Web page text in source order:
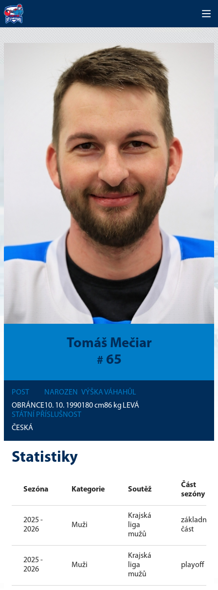
Tomáš Mečiar
# 65
POST
OBRÁNCE
NAROZEN
10. 10. 1990
VÝŠKA
180cm
VÁHA
86 kg
HŮL
LEVÁ
STÁTNÍ PŘÍSLUŠNOST
ČESKÁ
Statistiky
Sezóna Kategorie Soutěž
Část
sezóny
2025 -
2026
Muži
Krajská
liga
mužů
základní
část
2025 -
2026
Muži
Krajská
liga
mužů
playoff